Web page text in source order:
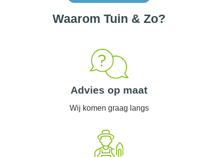
Waarom Tuin & Zo?
Advies op maat
Wij komen graag langs